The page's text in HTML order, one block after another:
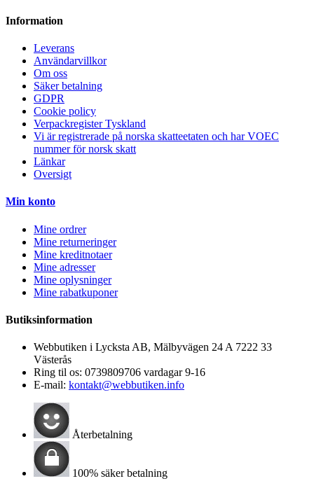
Information
Leverans
Användarvillkor
Om oss
Säker betalning
GDPR
Cookie policy
Verpackregister Tyskland
Vi är registrerade på norska skatteetaten och har VOEC
nummer för norsk skatt
Länkar
Oversigt
Min konto
Mine ordrer
Mine returneringer
Mine kreditnotaer
Mine adresser
Mine oplysninger
Mine rabatkuponer
Butiksinformation
Webbutiken i Lycksta AB, Mälbyvägen 24 A 7222 33
Västerås
Ring til os: 0739809706 vardagar 9-16
E-mail: kontakt@webbutiken.info
Återbetalning
100% säker betalning